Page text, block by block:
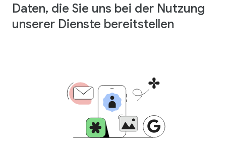
Daten, die Sie uns bei der Nutzung
unserer Dienste bereitstellen